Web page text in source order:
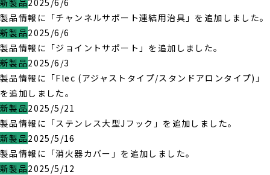
新製品2025/6/6
製品情報に「チャンネルサポート連結用治具」を追加しました。
新製品2025/6/6
製品情報に「ジョイントサポート」を追加しました。
新製品2025/6/3
製品情報に「Flec (アジャストタイプ/スタンドアロンタイプ)」
を追加しました。
新製品2025/5/21
製品情報に「ステンレス大型Jフック」を追加しました。
新製品2025/5/16
製品情報に「消火器カバー」を追加しました。
新製品2025/5/12